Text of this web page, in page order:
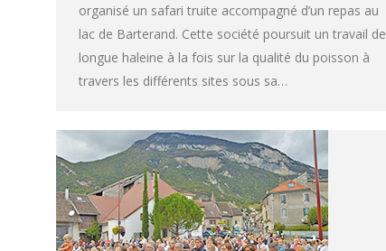
organisé un safari truite accompagné d’un repas au
lac de Barterand. Cette société poursuit un travail de
longue haleine à la fois sur la qualité du poisson à
travers les différents sites sous sa…